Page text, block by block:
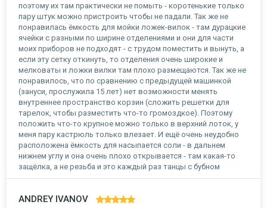
поэтому их там практически не помыть - коротенькие только
пару штук можно пристроить чтобы не падали. Так же не
понравилась ёмкость для мойки ложек-вилок - там дурацкие
ячейки с разными по ширине отделениями и они для части
моих приборов не подходят - с трудом поместить и вынуть, а
если эту сетку откинуть, то отделения очень широкие и
мелковаты и ложки вилки там плохо размещаются. Так же не
понравилось, что по сравнению с предыдущей машинкой
(зануси, прослужила 15 лет) нет возможности менять
внутреннее пространство корзин (сложить решетки для
тарелок, чтобы разместить что-то громоздкое). Поэтому
положить что-то крупное можно только в верхний лоток, у
меня пару кастрюль только влезает. И ещё очень неудобно
расположена ёмкость для насыпается соли - в дальнем
нижнем углу и она очень плохо открывается - там какая-то
защёлка, а не резьба и это каждый раз танцы с бубном
ANDREY IVANOV